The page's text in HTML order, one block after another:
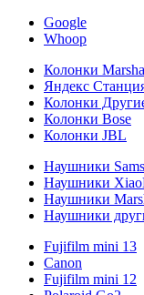
Google
Whoop
Колонки
Яндекс
Колонки
Колонки Bose
Колонки JBL
Наушники
Наушники
Наушники
Наушники
Fujifilm mini 13
Canon
Fujifilm mini 12